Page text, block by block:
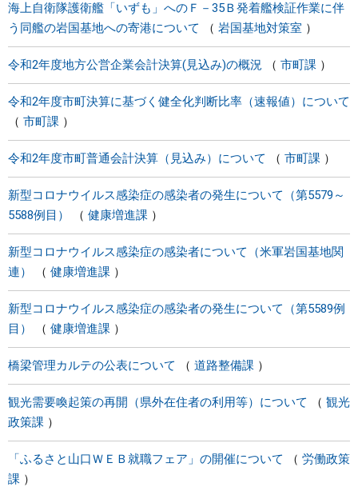
海上自衛隊護衛艦「いずも」へのＦ－35Ｂ発着艦検証作業に伴
う同艦の岩国基地への寄港について
岩国基地対策室
令和2年度地方公営企業会計決算(見込み)の概況 市町課
令和2年度市町決算に基づく健全化判断比率（速報値）について
市町課
令和2年度市町普通会計決算（見込み）について 市町課
新型コロナウイルス感染症の感染者の発生について（第5579～
5588例目）
健康増進課
新型コロナウイルス感染症の感染者について（米軍岩国基地関
連）
健康増進課
新型コロナウイルス感染症の感染者の発生について（第5589例
目）
健康増進課
橋梁管理カルテの公表について 道路整備課
観光需要喚起策の再開（県外在住者の利用等）について
観光
政策課
「ふるさと山口ＷＥＢ就職フェア」の開催について
労働政策
課